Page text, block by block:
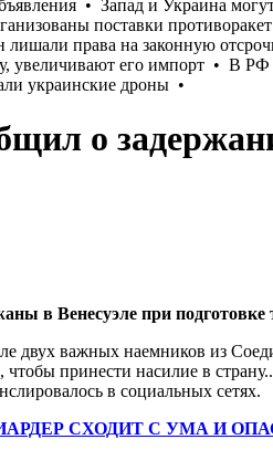
о
в Венесуэле при
двух важных наемников из
принести насилие в
в социальных сетях.
СХОДИТ С УМА И